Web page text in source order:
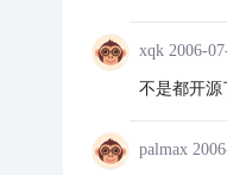
xqk 2006-
不是都开
palmax